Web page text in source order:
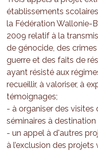
établissements
la Fédération Wallonie-
2009 relatif à la
de génocide, des
guerre et des faits de
ayant résisté aux
recueillir, à valoriser, à
témoignages;
- à organiser des
séminaires à
- un appel à d'autres
à l’exclusion des